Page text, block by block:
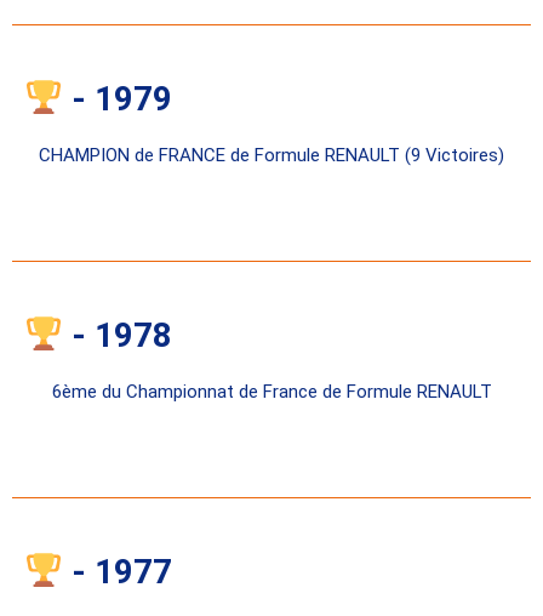
- 1979
CHAMPION de FRANCE de Formule RENAULT (9 Victoires)
- 1978
6ème du Championnat de France de Formule RENAULT
- 1977